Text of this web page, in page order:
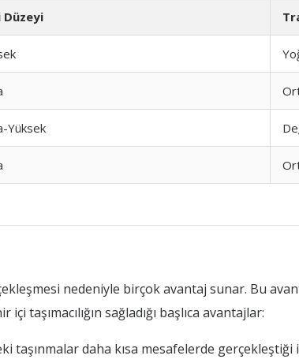
Düzeyi
Yüksek
nedeniyle birçok avantaj sunar. Bu
taşımacılığın sağladığı başlıca avantajlar:
taşınmalar daha kısa mesafelerde